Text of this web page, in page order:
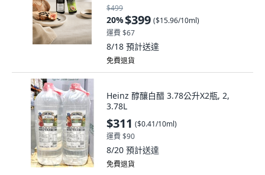
$499
20%$399 ($15.96/10ml)
運費 $67
8/18 預計送達
免費退貨
Heinz 醇釀白醋 3.78公升X2瓶, 2,
3.78L
$311 ($0.41/10ml)
運費 $90
8/20 預計送達
免費退貨